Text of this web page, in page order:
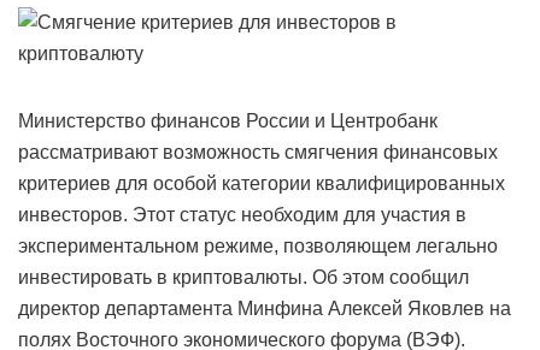
Министерство финансов России и Центробанк
рассматривают возможность смягчения финансовых
критериев для особой категории квалифицированных
инвесторов. Этот статус необходим для участия в
экспериментальном режиме, позволяющем легально
инвестировать в криптовалюты. Об этом сообщил
директор департамента Минфина Алексей Яковлев на
полях Восточного экономического форума (ВЭФ).